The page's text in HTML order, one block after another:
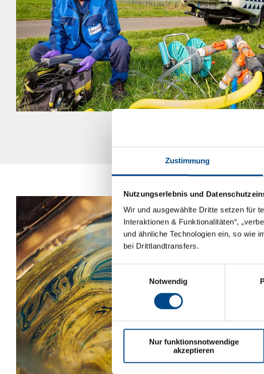
Zustimmung
Nutzungserlebnis und
Wir und ausgewählte Dritte setzen für
Interaktionen & Funktionalitäten“,
und ähnliche Technologien ein, so wie
bei Drittlandtransfers.
Einwilligungsauswahl
Notwendig
Nur funktionsnotwendige
akzeptieren